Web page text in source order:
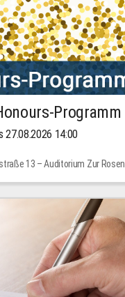
Programm
27.08.2026 14:00
13 – Auditorium Zur Rosen